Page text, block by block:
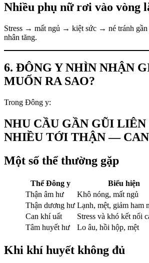
Nhiều phụ nữ rơi vào vòng
Stress → mất ngủ → kiệt sức → né tránh
nhân tăng.
6. ĐÔNG Y NHÌN NHẬN
MUỐN RA SAO?
Trong Đông y:
NHU CẦU GẦN GŨI LIÊN
NHIỀU TỚI THẬN —
Một số thể thường gặp
Thể Đông y
Biểu hiện
Thận âm hư
Khô nóng, mất ngủ
Thận dương hư Lạnh, mệt, giảm ham
Can khí uất
Stress và khó kết nối
Tâm huyết hư
Lo âu, hồi hộp, mệt
Khi khí huyết không đủ